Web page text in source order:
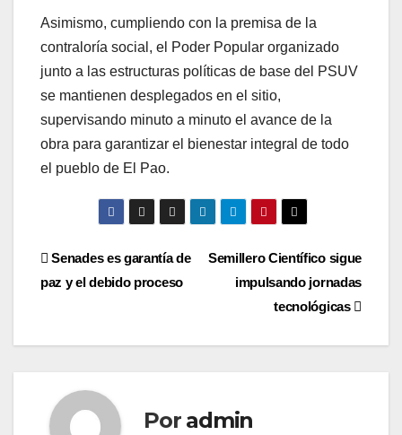
Asimismo, cumpliendo con la premisa de la
contraloría social, el Poder Popular organizado
junto a las estructuras políticas de base del PSUV
se mantienen desplegados en el sitio,
supervisando minuto a minuto el avance de la
obra para garantizar el bienestar integral de todo
el pueblo de El Pao.
Navegación
de
entradas
Semillero Científico sigue
impulsando jornadas
tecnológicas
Senades es garantía de
paz y el debido proceso
Por admin